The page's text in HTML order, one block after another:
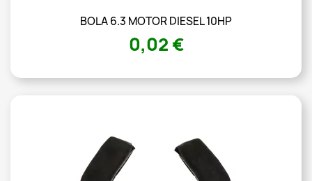
BOLA 6.3 MOTOR DIESEL 10HP
0,02 €